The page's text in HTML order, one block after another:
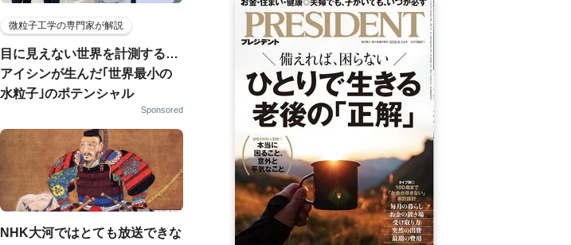
微粒子工学の専門家が解説
目に見えない世界を計測する…
アイシンが生んだ｢世界最小の
水粒子｣のポテンシャル
Sponsored
NHK大河ではとても放送できな